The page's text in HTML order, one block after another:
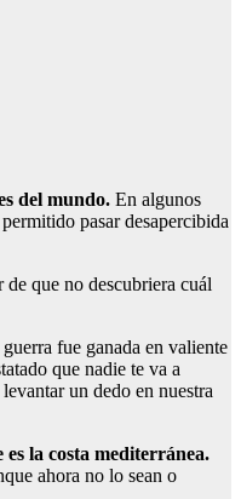
del mundo. En algunos
pasar desapercibida
que no descubriera cuál
fue ganada en valiente
que nadie te va a
un dedo en nuestra
la costa mediterránea.
ahora no lo sean o